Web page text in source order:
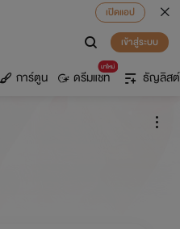
เปิดแอป
เข้าสู่ระบบ
การ์ตูน
มาใหม่
ดรีมแชท ธัญลิสต์